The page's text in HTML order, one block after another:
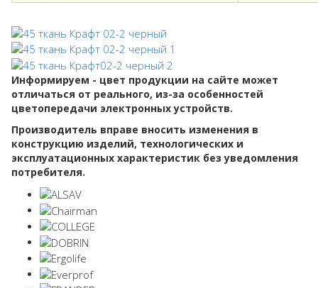
Информируем - цвет продукции на сайте может
отличаться от реального, из-за особенностей
цветопередачи электронных устройств.
Производитель вправе вносить изменения в
конструкцию изделий, технологических и
эксплуатационных характеристик без уведомления
потребителя.